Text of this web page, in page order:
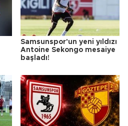
Samsunspor'un yeni yıldızı
Antoine Sekongo mesaiye
başladı!